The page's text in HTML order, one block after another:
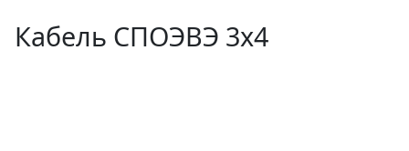
Кабель СПОЭВЭ 3х4